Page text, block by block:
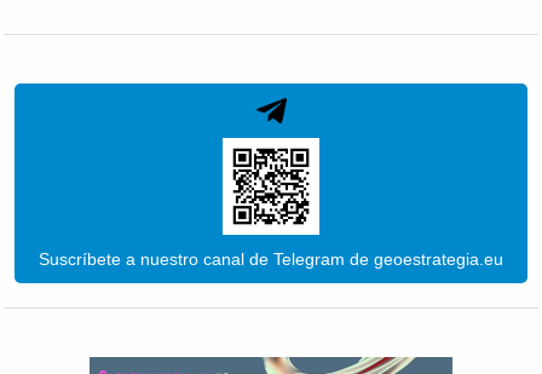
Suscríbete a nuestro canal de Telegram de geoestrategia.eu